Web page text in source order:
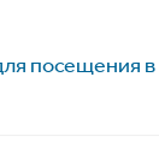
посещения в